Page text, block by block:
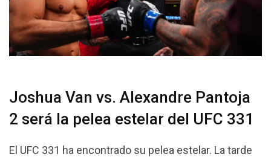
Joshua Van vs. Alexandre Pantoja
2 será la pelea estelar del UFC 331
El UFC 331 ha encontrado su pelea estelar. La tarde